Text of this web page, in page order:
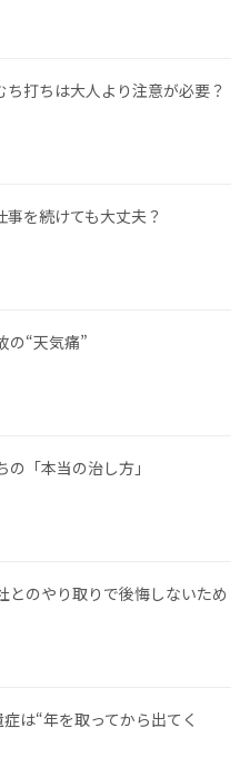
ち打ちは大人より注意が必要？
事を続けても大丈夫？
の“天気痛”
の「本当の治し方」
とのやり取りで後悔しないため
は“年を取ってから出てく